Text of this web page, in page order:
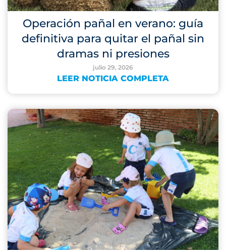
Operación pañal en verano: guía
definitiva para quitar el pañal sin
dramas ni presiones
julio 29, 2026
LEER NOTICIA COMPLETA